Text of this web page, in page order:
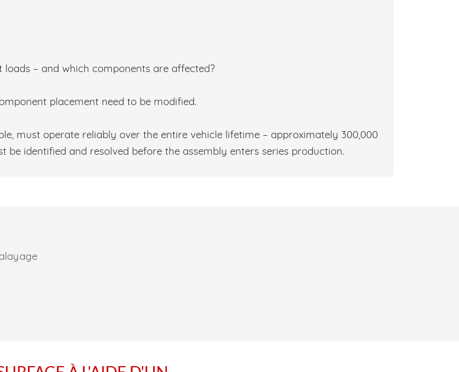
– and which components are affected?
placement need to be modified.
must operate reliably over the entire vehicle lifetime – approximately 300,000
identified and resolved before the assembly enters series production.